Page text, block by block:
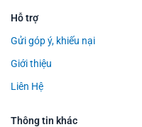
Hỗ trợ
Gửi góp ý, khiếu nại
Giới thiệu
Liên Hệ
Thông tin khác